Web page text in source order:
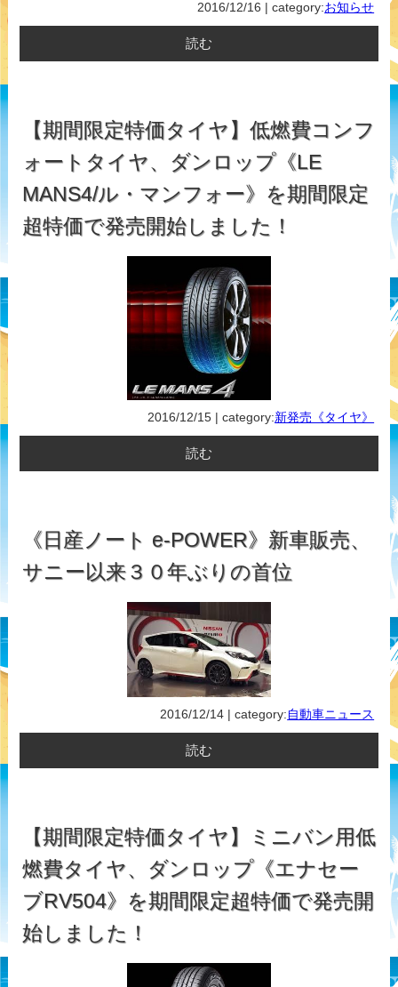
2016/12/16 | category:お知らせ
読む
【期間限定特価タイヤ】低燃費コンフ
ォートタイヤ、ダンロップ《LE
MANS4/ル・マンフォー》を期間限定
超特価で発売開始しました！
2016/12/15 | category:新発売《タイヤ》
読む
《日産ノート e-POWER》新車販売、
サニー以来３０年ぶりの首位
2016/12/14 | category: 自動車ニュース
読む
【期間限定特価タイヤ】ミニバン用低
燃費タイヤ、ダンロップ《エナセー
ブRV504》を期間限定超特価で発売開
始しました！